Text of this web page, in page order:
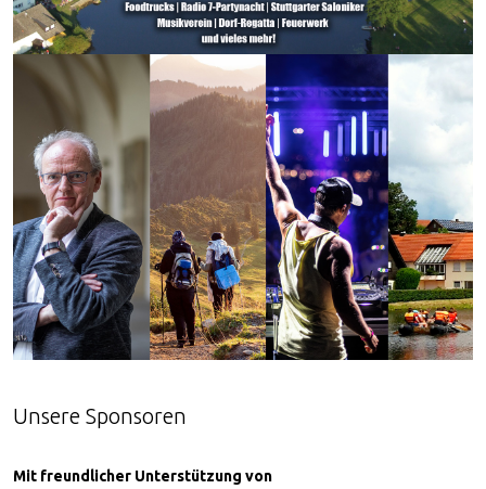
Unsere Sponsoren
Mit freundlicher Unterstützung von